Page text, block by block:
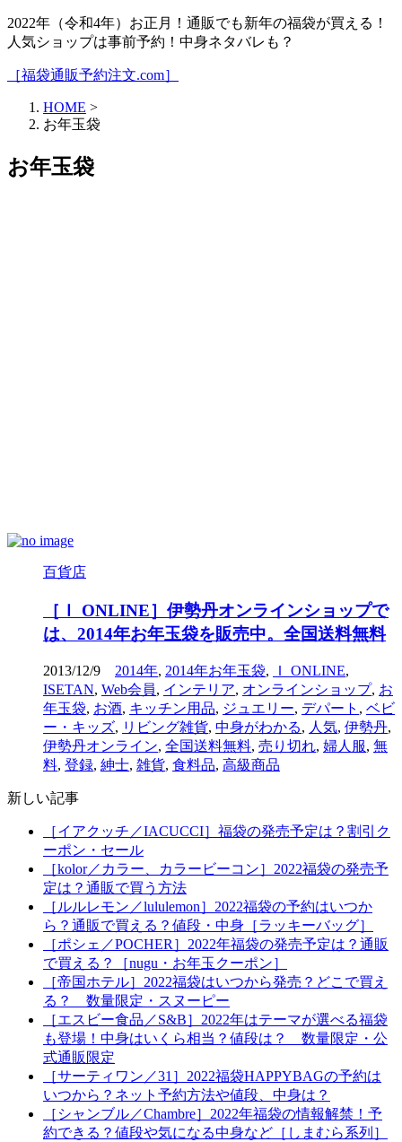
2022年（令和4年）お正月！通販でも新年の福袋が買える！
人気ショップは事前予約！中身ネタバレも？
［福袋通販予約注文.com］
HOME >
お年玉袋
お年玉袋
百貨店
［Ｉ ONLINE］伊勢丹オンラインショップで
は、2014年お年玉袋を販売中。全国送料無料
2013/12/9 2014年, 2014年お年玉袋, Ｉ ONLINE,
ISETAN, Web会員, インテリア, オンラインショップ, お
年玉袋, お酒, キッチン用品, ジュエリー, デパート , ベビ
ー・キッズ, リビング雑貨, 中身がわかる, 人気, 伊勢丹,
伊勢丹オンライン, 全国送料無料, 売り切れ, 婦人服, 無
料, 登録, 紳士, 雑貨, 食料品, 高級商品
新しい記事
［イアクッチ／IACUCCI］福袋の発売予定は？割引ク
ーポン・セール
［kolor／カラー、カラービーコン］2022福袋の発売予
定は？通販で買う方法
［ルルレモン／lululemon］2022福袋の予約はいつか
ら？通販で買える？値段・中身［ラッキーバッグ］
［ポシェ／POCHER］2022年福袋の発売予定は？通販
で買える？［nugu・お年玉クーポン］
［帝国ホテル］2022福袋はいつから発売？どこで買え
る？ 数量限定・スヌーピー
［エスビー食品／S&B］2022年はテーマが選べる福袋
も登場！中身はいくら相当？値段は？ 数量限定・公
式通販限定
［サーティワン／31］2022福袋HAPPYBAGの予約は
いつから？ネット予約方法や値段、中身は？
［シャンブル／Chambre］2022年福袋の情報解禁！予
約できる？値段や気になる中身など［しまむら系列］